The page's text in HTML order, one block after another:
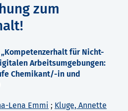
zum
für Nicht-
Arbeitsumgebungen:
Chemikant/-in und
Lena Emmi ; Kluge, Annette